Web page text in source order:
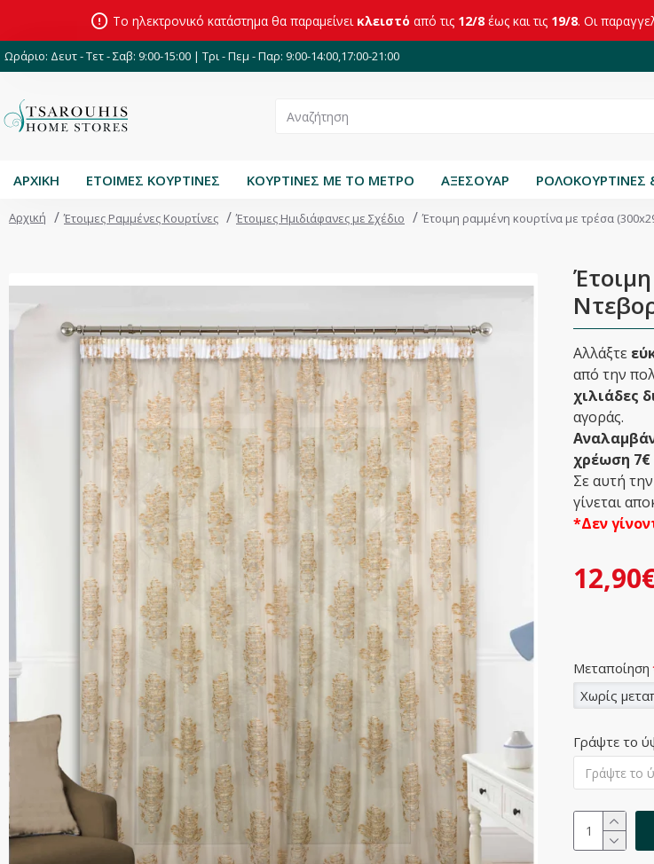
Το ηλεκτρονικό κατάστημα θα παραμείνει κλειστό από τις 12/8 έως και τις 19/8. Οι
Ωράριο: Δευτ - Τετ - Σαβ: 9:00-15:00 | Τρι - Πεμ - Παρ: 9:00-14:00,17:00-21:00
ΑΡΧΙΚΗ ΕΤΟΙΜΕΣ ΚΟΥΡΤΙΝΕΣ ΚΟΥΡΤΙΝΕΣ ΜΕ ΤΟ ΜΕΤΡΟ ΑΞΕΣΟΥΑΡ ΡΟΛΟΚΟΥΡΤΙΝΕΣ
Αρχική Έτοιμες Ραμμένες Κουρτίνες Έτοιμες Ημιδιάφανες με Σχέδιο Έτοιμη ραμμένη κουρτίνα με τρέσα
Αλλάξτε
από την
χιλιάδες
αγοράς.
χρέωση 7€
Σε αυτή
γίνεται
*Δεν
Μεταποίηση
Χωρίς
Γράψτε το